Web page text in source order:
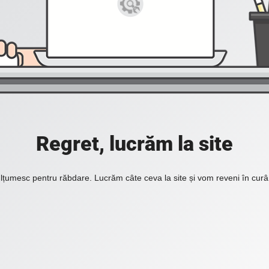
Regret, lucrăm la site
pentru răbdare. Lucrăm câte ceva la site și vom reveni în